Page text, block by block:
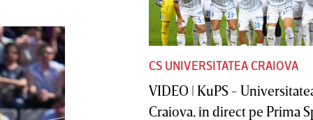
CS UNIVERSITATEA CRAIOVA
VIDEO | KuPS -
Craiova, în direct pe Prima